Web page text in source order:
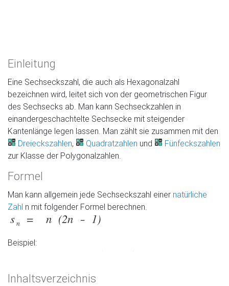
Einleitung
Eine Sechseckszahl, die auch als Hexagonalzahl
bezeichnen wird, leitet sich von der geometrischen Figur
des Sechsecks ab. Man kann Sechseckzahlen in
einandergeschachtelte Sechsecke mit steigender
Kantenlänge legen lassen. Man zählt sie zusammen mit den
Dreieckszahlen, Quadratzahlen und
Fünfeckszahlen
zur Klasse der Polygonalzahlen.
Formel
Man kann allgemein jede Sechseckszahl einer natürliche
Zahl n mit folgender Formel berechnen.
Beispiel:
Inhaltsverzeichnis